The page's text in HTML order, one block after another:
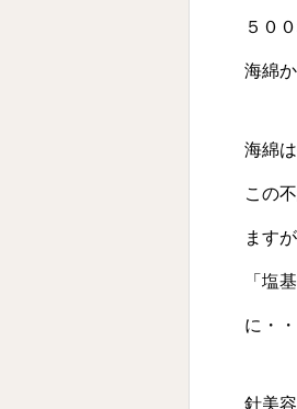
５０
海綿
海綿
この
ますが
「塩
に・・
針美